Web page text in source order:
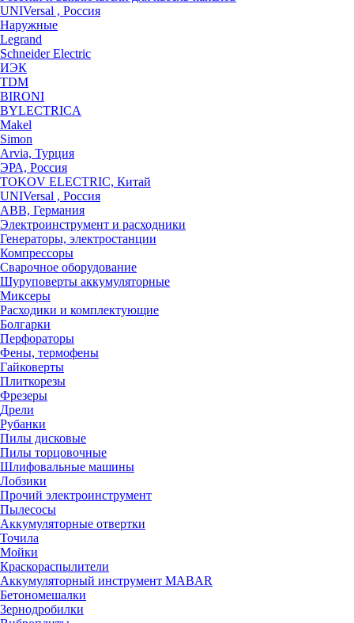
UNIVersal , Россия
Наружные
Legrand
Schneider Electric
ИЭК
TDM
BIRONI
BYLECTRICA
Makel
Simon
Arvia, Турция
ЭРА, Россия
TOKOV ELECTRIC, Китай
UNIVersal , Россия
ABB, Германия
Электроинструмент и расходники
Генераторы, электростанции
Компрессоры
Сварочное оборудование
Шуруповерты аккумуляторные
Миксеры
Расходики и комплектующие
Болгарки
Перфораторы
Фены, термофены
Гайковерты
Плиткорезы
Фрезеры
Дрели
Рубанки
Пилы дисковые
Пилы торцовочные
Шлифовальные машины
Лобзики
Прочий электроинструмент
Пылесосы
Аккумуляторные отвертки
Точила
Мойки
Краскораспылители
Аккумуляторный инструмент MABAR
Бетономешалки
Зернодробилки